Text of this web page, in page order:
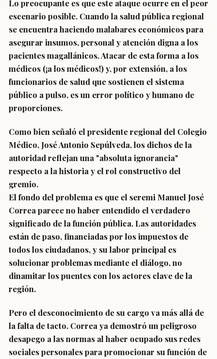
Lo preocupante es que este ataque ocurre en el peor
escenario posible. Cuando la salud pública regional
se encuentra haciendo malabares económicos para
asegurar insumos, personal y atención digna a los
pacientes magallánicos. Atacar de esta forma a los
médicos (¡a los médicos!) y, por extensión, a los
funcionarios de salud que sostienen el sistema
público a pulso, es un error político y humano de
proporciones.
Como bien señaló el presidente regional del Colegio
Médico, José Antonio Sepúlveda, los dichos de la
autoridad reflejan una "absoluta ignorancia"
respecto a la historia y el rol constructivo del
gremio.
El fondo del problema es que el seremi Manuel José
Correa parece no haber entendido el verdadero
significado de la función pública. Las autoridades
están de paso, financiadas por los impuestos de
todos los ciudadanos, y su labor principal es
solucionar problemas mediante el diálogo, no
dinamitar los puentes con los actores clave de la
región.
Pero el desconocimiento de su cargo va más allá de
la falta de tacto. Correa ya demostró un peligroso
desapego a las normas al haber ocupado sus redes
sociales personales para promocionar su función de